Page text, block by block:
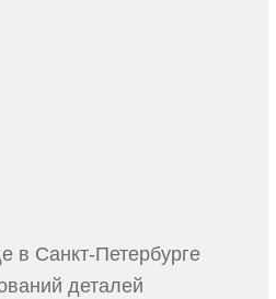
в Санкт-Петербурге
деталей